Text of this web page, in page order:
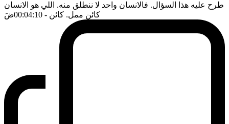
طرح عليه هذا السؤال. فالانسان واحد لا ننطلق منه. اللي هو الانسان
كائن ممل. كائن - 00:04:10 ضَ